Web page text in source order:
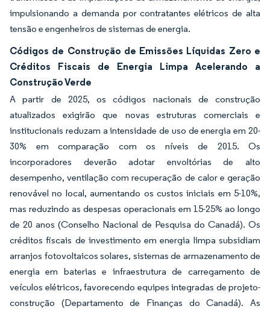
impulsionando a demanda por contratantes elétricos de alta
tensão e engenheiros de sistemas de energia.
Códigos de Construção de Emissões Líquidas Zero e
Créditos Fiscais de Energia Limpa Acelerando a
Construção Verde
A partir de 2025, os códigos nacionais de construção
atualizados exigirão que novas estruturas comerciais e
institucionais reduzam a intensidade de uso de energia em 20-
30% em comparação com os níveis de 2015. Os
incorporadores deverão adotar envoltórias de alto
desempenho, ventilação com recuperação de calor e geração
renovável no local, aumentando os custos iniciais em 5-10%,
mas reduzindo as despesas operacionais em 15-25% ao longo
de 20 anos (Conselho Nacional de Pesquisa do Canadá). Os
créditos fiscais de investimento em energia limpa subsidiam
arranjos fotovoltaicos solares, sistemas de armazenamento de
energia em baterias e infraestrutura de carregamento de
veículos elétricos, favorecendo equipes integradas de projeto-
construção (Departamento de Finanças do Canadá). As